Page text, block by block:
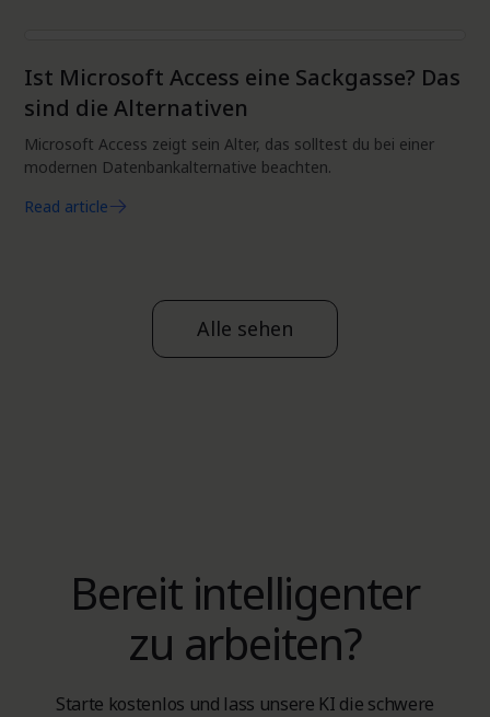
Ist Microsoft Access eine Sackgasse? Das
sind die Alternativen
Microsoft Access zeigt sein Alter, das solltest du bei einer
modernen Datenbankalternative beachten.
Read article
Alle sehen
Bereit intelligenter
zu arbeiten?
Starte kostenlos und lass unsere KI die schwere